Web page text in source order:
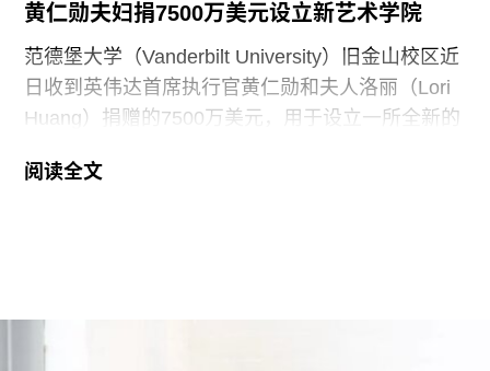
黄仁勋夫妇捐7500万美元设立新艺术学院
范德堡大学（Vanderbilt University）旧金山校区近
日收到英伟达首席执行官黄仁勋和夫人洛丽（Lori
Huang）捐赠的7500万美元，用于设立一所全新的
筑与设计学院”，具体名称尚待校方批准。目前，学
后一家非营利性艺术院校，但近年来持续受招生人
数下降和预算赤字影响导致裁员，最终于今年年初
阅读全文